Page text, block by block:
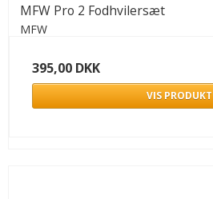
MFW Pro 2 Fodhvilersæt
MFW
395,00 DKK
VIS PRODUKT